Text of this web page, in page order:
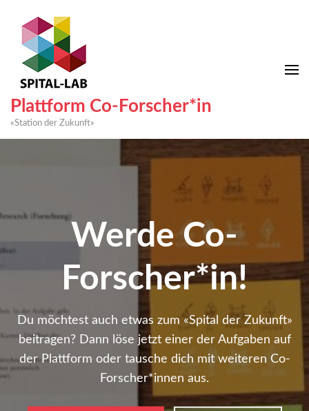
Plattform Co-Forscher*in
«Station der Zukunft»
Werde Co-
Forscher*in!
Du möchtest auch etwas zum «Spital der Zukunft»
beitragen? Dann löse jetzt einer der Aufgaben auf
der Plattform oder tausche dich mit weiteren Co-
Forscher*innen aus.